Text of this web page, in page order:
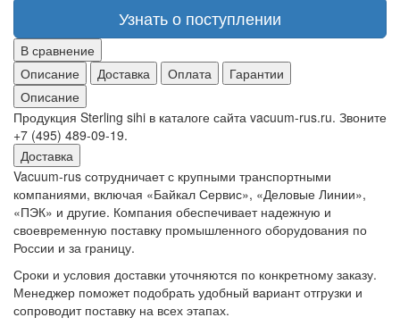
Узнать о поступлении
В сравнение
Описание
Доставка Оплата
Гарантии
Описание
Продукция Sterling sihi в каталоге сайта vacuum-rus.ru. Звоните
+7 (495) 489-09-19.
Доставка
Vacuum-rus сотрудничает с крупными транспортными
компаниями, включая «Байкал Сервис», «Деловые Линии»,
«ПЭК» и другие. Компания обеспечивает надежную и
своевременную поставку промышленного оборудования по
России и за границу.
Сроки и условия доставки уточняются по конкретному заказу.
Менеджер поможет подобрать удобный вариант отгрузки и
сопроводит поставку на всех этапах.